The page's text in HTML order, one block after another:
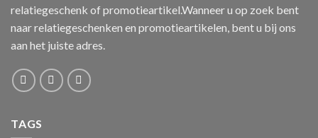
relatiegeschenk of promotieartikel.Wanneer u op zoek bent
naar relatiegeschenken en promotieartikelen, bent u bij ons
aan het juiste adres.
TAGS